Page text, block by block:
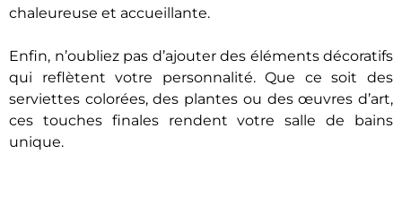
chaleureuse et accueillante.
Enfin, n’oubliez pas d’ajouter des éléments décoratifs
qui reflètent votre personnalité. Que ce soit des
serviettes colorées, des plantes ou des œuvres d’art,
ces touches finales rendent votre salle de bains
unique.